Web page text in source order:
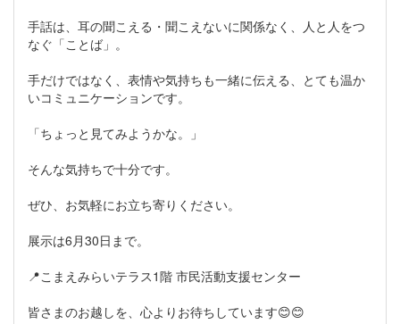
手話は、耳の聞こえる・聞こえないに関係なく、人と人をつ
なぐ「ことば」。
手だけではなく、表情や気持ちも一緒に伝える、とても温か
いコミュニケーションです。
「ちょっと見てみようかな。」
そんな気持ちで十分です。
ぜひ、お気軽にお立ち寄りください。
展示は6月30日まで。
📍こまえみらいテラス1階 市民活動支援センター
皆さまのお越しを、心よりお待ちしています😊😊